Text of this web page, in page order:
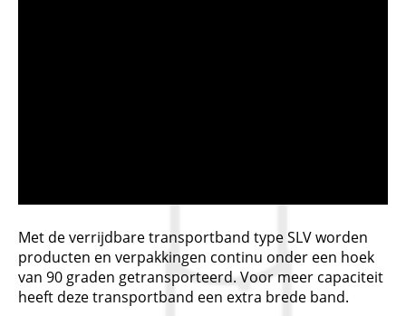
Met de verrijdbare transportband type SLV worden
producten en verpakkingen continu onder een hoek
van 90 graden getransporteerd. Voor meer capaciteit
heeft deze transportband een extra brede band.